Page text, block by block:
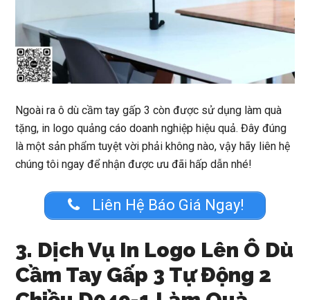
Ngoài ra ô dù cầm tay gấp 3 còn được sử dụng làm quà
tặng, in logo quảng cáo doanh nghiệp hiệu quả. Đây đúng
là một sản phẩm tuyệt vời phải không nào, vậy hãy liên hệ
chúng tôi ngay để nhận được ưu đãi hấp dẫn nhé!
Liên Hệ Báo Giá Ngay!
3. Dịch Vụ In Logo Lên Ô Dù
Cầm Tay Gấp 3 Tự Động 2